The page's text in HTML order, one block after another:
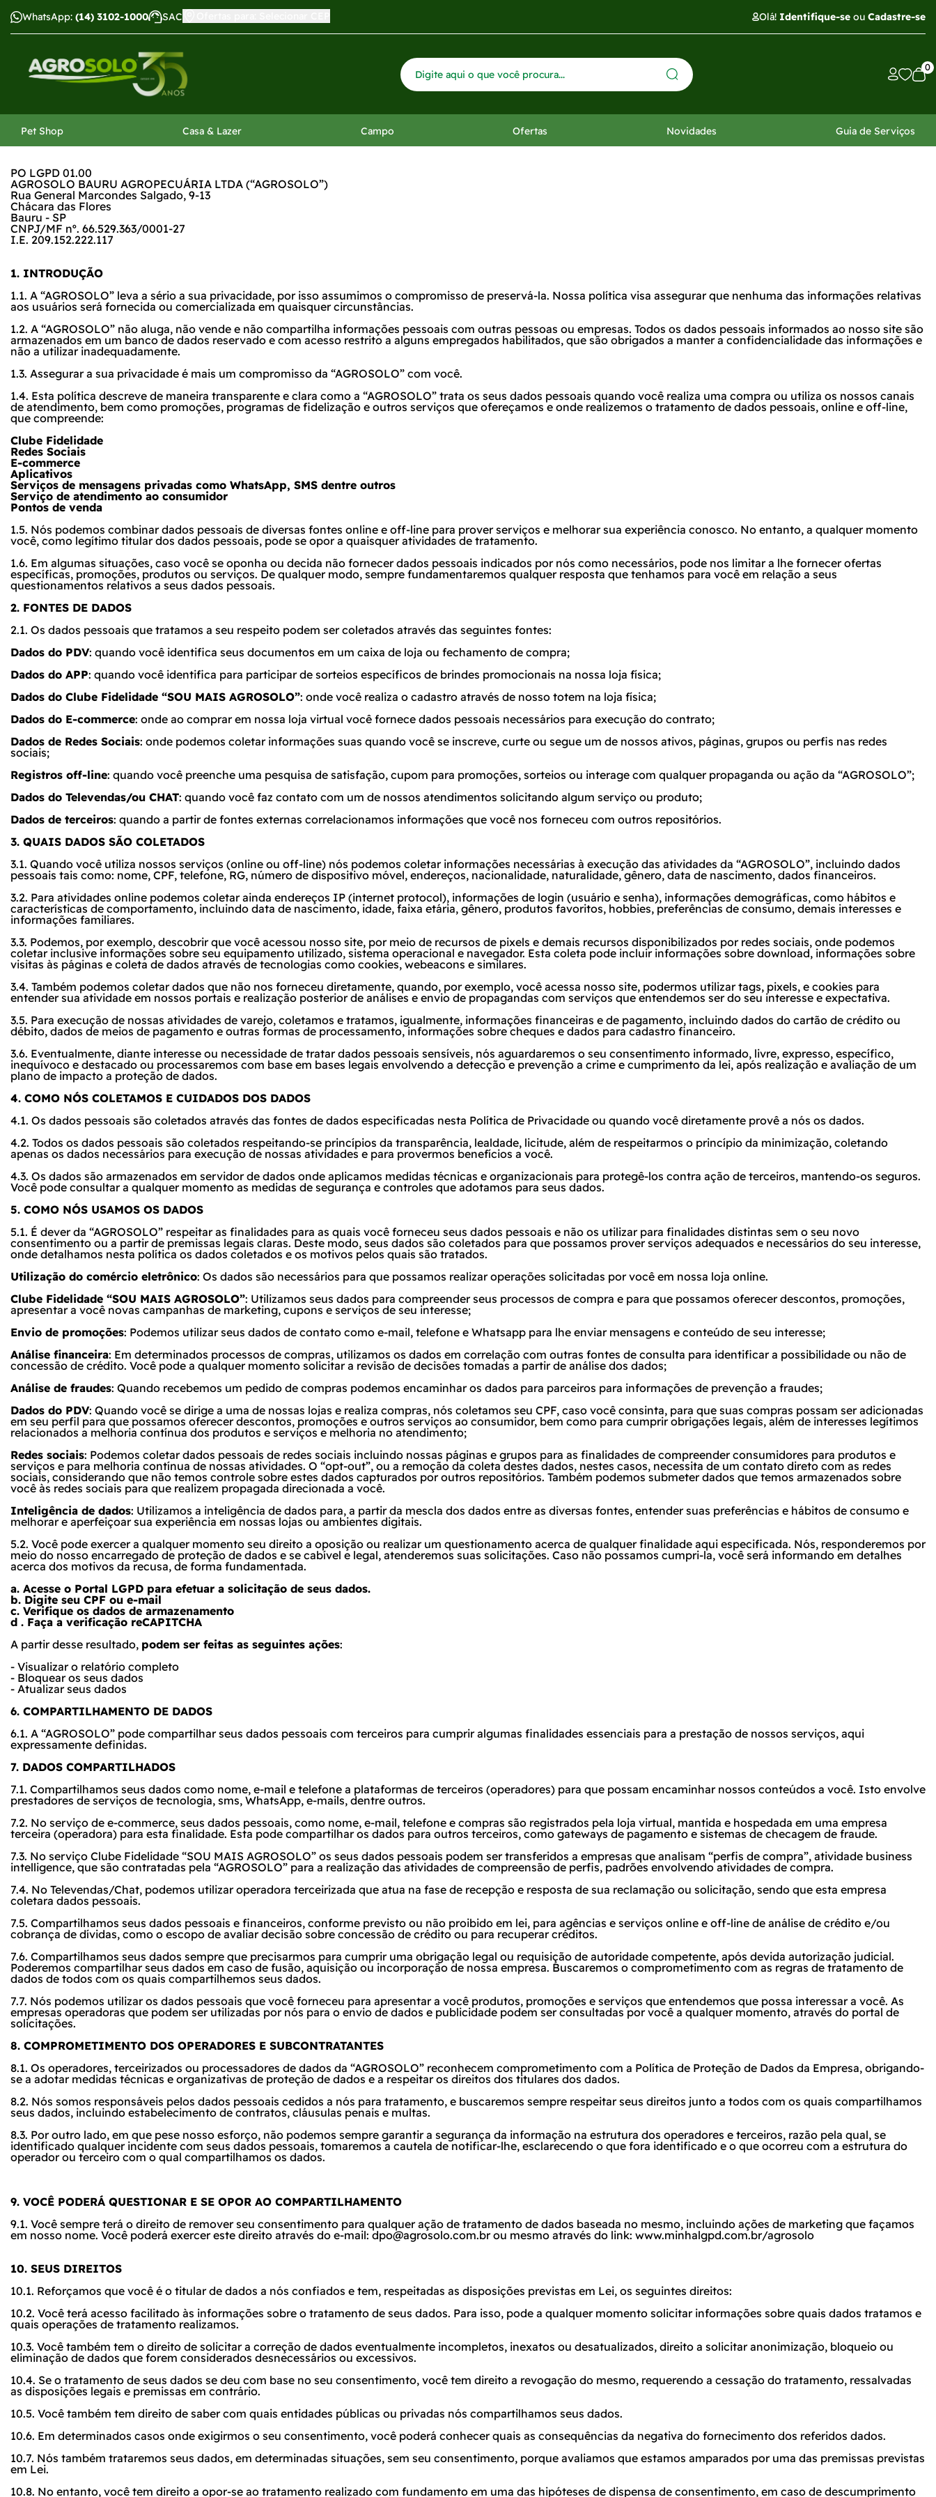
WhatsApp: (14) 3102-1000 SAC Olá! Identifique-se ou Cadastre-se
0
Pet Shop Casa & Lazer Campo Ofertas Novidades Guia de Serviços
menu
PO LGPD 01.00
AGROSOLO BAURU AGROPECUÁRIA LTDA (“AGROSOLO”)
Rua General Marcondes Salgado, 9-13
Chácara das Flores
Bauru - SP
CNPJ/MF nº. 66.529.363/0001-27
I.E. 209.152.222.117
1. INTRODUÇÃO
1.1. A “AGROSOLO” leva a sério a sua privacidade, por isso assumimos o compromisso de preservá-la. Nossa política visa assegurar que nenhuma das informações relativas
aos usuários será fornecida ou comercializada em quaisquer circunstâncias.
1.2. A “AGROSOLO” não aluga, não vende e não compartilha informações pessoais com outras pessoas ou empresas. Todos os dados pessoais informados ao nosso site são
armazenados em um banco de dados reservado e com acesso restrito a alguns empregados habilitados, que são obrigados a manter a confidencialidade das informações e
não a utilizar inadequadamente.
1.3. Assegurar a sua privacidade é mais um compromisso da “AGROSOLO” com você.
1.4. Esta política descreve de maneira transparente e clara como a “AGROSOLO” trata os seus dados pessoais quando você realiza uma compra ou utiliza os nossos canais
de atendimento, bem como promoções, programas de fidelização e outros serviços que ofereçamos e onde realizemos o tratamento de dados pessoais, online e off-line,
que compreende:
Clube Fidelidade
Redes Sociais
E-commerce
Aplicativos
Serviços de mensagens privadas como WhatsApp, SMS dentre outros
Serviço de atendimento ao consumidor
Pontos de venda
1.5. Nós podemos combinar dados pessoais de diversas fontes online e off-line para prover serviços e melhorar sua experiência conosco. No entanto, a qualquer momento
você, como legítimo titular dos dados pessoais, pode se opor a quaisquer atividades de tratamento.
1.6. Em algumas situações, caso você se oponha ou decida não fornecer dados pessoais indicados por nós como necessários, pode nos limitar a lhe fornecer ofertas
específicas, promoções, produtos ou serviços. De qualquer modo, sempre fundamentaremos qualquer resposta que tenhamos para você em relação a seus
questionamentos relativos a seus dados pessoais.
2. FONTES DE DADOS
2.1. Os dados pessoais que tratamos a seu respeito podem ser coletados através das seguintes fontes:
Dados do PDV: quando você identifica seus documentos em um caixa de loja ou fechamento de compra;
Dados do APP: quando você identifica para participar de sorteios específicos de brindes promocionais na nossa loja física;
Dados do Clube Fidelidade “SOU MAIS AGROSOLO”: onde você realiza o cadastro através de nosso totem na loja física;
Dados do E-commerce: onde ao comprar em nossa loja virtual você fornece dados pessoais necessários para execução do contrato;
Dados de Redes Sociais: onde podemos coletar informações suas quando você se inscreve, curte ou segue um de nossos ativos, páginas, grupos ou perfis nas redes
sociais;
Registros off-line: quando você preenche uma pesquisa de satisfação, cupom para promoções, sorteios ou interage com qualquer propaganda ou ação da “AGROSOLO”;
Dados do Televendas/ou CHAT: quando você faz contato com um de nossos atendimentos solicitando algum serviço ou produto;
Dados de terceiros: quando a partir de fontes externas correlacionamos informações que você nos forneceu com outros repositórios.
3. QUAIS DADOS SÃO COLETADOS
3.1. Quando você utiliza nossos serviços (online ou off-line) nós podemos coletar informações necessárias à execução das atividades da “AGROSOLO”, incluindo dados
pessoais tais como: nome, CPF, telefone, RG, número de dispositivo móvel, endereços, nacionalidade, naturalidade, gênero, data de nascimento, dados financeiros.
3.2. Para atividades online podemos coletar ainda endereços IP (internet protocol), informações de login (usuário e senha), informações demográficas, como hábitos e
características de comportamento, incluindo data de nascimento, idade, faixa etária, gênero, produtos favoritos, hobbies, preferências de consumo, demais interesses e
informações familiares.
3.3. Podemos, por exemplo, descobrir que você acessou nosso site, por meio de recursos de pixels e demais recursos disponibilizados por redes sociais, onde podemos
coletar inclusive informações sobre seu equipamento utilizado, sistema operacional e navegador. Esta coleta pode incluir informações sobre download, informações sobre
visitas às páginas e coleta de dados através de tecnologias como cookies, webeacons e similares.
3.4. Também podemos coletar dados que não nos forneceu diretamente, quando, por exemplo, você acessa nosso site, podermos utilizartags, pixels, e cookies para
entender sua atividade em nossos portais e realização posterior de análises e envio de propagandas com serviços que entendemos ser do seu interesse e expectativa.
3.5. Para execução de nossas atividades de varejo, coletamos e tratamos, igualmente, informações financeiras e de pagamento, incluindo dados do cartão de crédito ou
débito, dados de meios de pagamento e outras formas de processamento, informações sobre cheques e dados para cadastro financeiro.
3.6. Eventualmente, diante interesse ou necessidade de tratar dados pessoais sensíveis, nós aguardaremos o seu consentimento informado, livre, expresso, específico,
inequívoco e destacado ou processaremos com base em bases legais envolvendo a detecção e prevenção a crime e cumprimento da lei, após realização e avaliação de um
plano de impacto a proteção de dados.
4. COMO NÓS COLETAMOS E CUIDADOS DOS DADOS
4.1. Os dados pessoais são coletados através das fontes de dados especificadas nesta Política de Privacidade ou quando você diretamente provê a nós os dados.
4.2. Todos os dados pessoais são coletados respeitando-se princípios da transparência, lealdade, licitude, além de respeitarmos o princípio da minimização, coletando
apenas os dados necessários para execução de nossas atividades e para provermos benefícios a você.
4.3. Os dados são armazenados em servidor de dados onde aplicamos medidas técnicas e organizacionais para protegê-los contra ação de terceiros, mantendo-os seguros.
Você pode consultar a qualquer momento as medidas de segurança e controles que adotamos para seus dados.
5. COMO NÓS USAMOS OS DADOS
5.1. É dever da “AGROSOLO” respeitar as finalidades para as quais você forneceu seus dados pessoais e não os utilizar para finalidades distintas sem o seu novo
consentimento ou a partir de premissas legais claras. Deste modo, seus dados são coletados para que possamos prover serviços adequados e necessários do seu interesse,
onde detalhamos nesta política os dados coletados e os motivos pelos quais são tratados.
Utilização do comércio eletrônico: Os dados são necessários para que possamos realizar operações solicitadas por você em nossa loja online.
Clube Fidelidade “SOU MAIS AGROSOLO”: Utilizamos seus dados para compreender seus processos de compra e para que possamos oferecer descontos, promoções,
apresentar a você novas campanhas de marketing, cupons e serviços de seu interesse;
Envio de promoções: Podemos utilizar seus dados de contato como e-mail, telefone e Whatsapp para lhe enviar mensagens e conteúdo de seu interesse;
Análise financeira: Em determinados processos de compras, utilizamos os dados em correlação com outras fontes de consulta para identificar a possibilidade ou não de
concessão de crédito. Você pode a qualquer momento solicitar a revisão de decisões tomadas a partir de análise dos dados;
Análise de fraudes: Quando recebemos um pedido de compras podemos encaminhar os dados para parceiros para informações de prevenção a fraudes;
Dados do PDV: Quando você se dirige a uma de nossas lojas e realiza compras, nós coletamos seu CPF, caso você consinta, para que suas compras possam ser adicionadas
em seu perfil para que possamos oferecer descontos, promoções e outros serviços ao consumidor, bem como para cumprir obrigações legais, além de interesses legítimos
relacionados a melhoria contínua dos produtos e serviços e melhoria no atendimento;
Redes sociais: Podemos coletar dados pessoais de redes sociais incluindo nossas páginas e grupos para as finalidades de compreender consumidores para produtos e
serviços e para melhoria contínua de nossas atividades. O “opt-out”, ou a remoção da coleta destes dados, nestes casos, necessita de um contato direto com as redes
sociais, considerando que não temos controle sobre estes dados capturados por outros repositórios. Também podemos submeter dados que temos armazenados sobre
você às redes sociais para que realizem propagada direcionada a você.
Inteligência de dados: Utilizamos a inteligência de dados para, a partir da mescla dos dados entre as diversas fontes, entender suas preferências e hábitos de consumo e
melhorar e aperfeiçoar sua experiência em nossas lojas ou ambientes digitais.
5.2. Você pode exercer a qualquer momento seu direito a oposição ou realizar um questionamento acerca de qualquer finalidade aqui especificada. Nós, responderemos por
meio do nosso encarregado de proteção de dados e se cabível e legal, atenderemos suas solicitações. Caso não possamos cumpri-la, você será informando em detalhes
acerca dos motivos da recusa, de forma fundamentada.
a. Acesse o Portal LGPD para efetuar a solicitação de seus dados.
b. Digite seu CPF ou e-mail
c. Verifique os dados de armazenamento
d . Faça a verificação reCAPITCHA
A partir desse resultado, podem ser feitas as seguintes ações:
- Visualizar o relatório completo
- Bloquear os seus dados
- Atualizar seus dados
6. COMPARTILHAMENTO DE DADOS
6.1. A “AGROSOLO” pode compartilhar seus dados pessoais com terceiros para cumprir algumas finalidades essenciais para a prestação de nossos serviços, aqui
expressamente definidas.
7. DADOS COMPARTILHADOS
7.1. Compartilhamos seus dados como nome, e-mail e telefone a plataformas de terceiros (operadores) para que possam encaminhar nossos conteúdos a você. Isto envolve
prestadores de serviços de tecnologia, sms, WhatsApp, e-mails, dentre outros.
7.2. No serviço de e-commerce, seus dados pessoais, como nome, e-mail, telefone e compras são registrados pela loja virtual, mantida e hospedada em uma empresa
terceira (operadora) para esta finalidade. Esta pode compartilhar os dados para outros terceiros, como gateways de pagamento e sistemas de checagem de fraude.
7.3. No serviço Clube Fidelidade “SOU MAIS AGROSOLO” os seus dados pessoais podem ser transferidos a empresas que analisam “perfis de compra”, atividade business
intelligence, que são contratadas pela “AGROSOLO” para a realização das atividades de compreensão de perfis, padrões envolvendo atividades de compra.
7.4. No Televendas/Chat, podemos utilizar operadora terceirizada que atua na fase de recepção e resposta de sua reclamação ou solicitação, sendo que esta empresa
coletara dados pessoais.
7.5. Compartilhamos seus dados pessoais e financeiros, conforme previsto ou não proibido em lei, para agências e serviços online e off-line de análise de crédito e/ou
cobrança de dívidas, como o escopo de avaliar decisão sobre concessão de crédito ou para recuperar créditos.
7.6. Compartilhamos seus dados sempre que precisarmos para cumprir uma obrigação legal ou requisição de autoridade competente, após devida autorização judicial.
Poderemos compartilhar seus dados em caso de fusão, aquisição ou incorporação de nossa empresa. Buscaremos o comprometimento com as regras de tratamento de
dados de todos com os quais compartilhemos seus dados.
7.7. Nós podemos utilizar os dados pessoais que você forneceu para apresentar a você produtos, promoções e serviços que entendemos que possa interessar a você. As
empresas operadoras que podem ser utilizadas por nós para o envio de dados e publicidade podem ser consultadas por você a qualquer momento, através do portal de
solicitações.
8. COMPROMETIMENTO DOS OPERADORES E SUBCONTRATANTES
8.1. Os operadores, terceirizados ou processadores de dados da “AGROSOLO” reconhecem comprometimento com a Política de Proteção de Dados da Empresa, obrigando-
se a adotar medidas técnicas e organizativas de proteção de dados e a respeitar os direitos dos titulares dos dados.
8.2. Nós somos responsáveis pelos dados pessoais cedidos a nós para tratamento, e buscaremos sempre respeitar seus direitos junto a todos com os quais compartilhamos
seus dados, incluindo estabelecimento de contratos, cláusulas penais e multas.
8.3. Por outro lado, em que pese nosso esforço, não podemos sempre garantir a segurança da informação na estrutura dos operadores e terceiros, razão pela qual, se
identificado qualquer incidente com seus dados pessoais, tomaremos a cautela de notificar-lhe, esclarecendo o que fora identificado e o que ocorreu com a estrutura do
operador ou terceiro com o qual compartilhamos os dados.
9. VOCÊ PODERÁ QUESTIONAR E SE OPOR AO COMPARTILHAMENTO
9.1. Você sempre terá o direito de remover seu consentimento para qualquer ação de tratamento de dados baseada no mesmo, incluindo ações de marketing que façamos
em nosso nome. Você poderá exercer este direito através do e-mail: dpo@agrosolo.com.brou mesmo através do link: www.minhalgpd.com.br/agrosolo
10. SEUS DIREITOS
10.1. Reforçamos que você é o titular de dados a nós confiados e tem, respeitadas as disposições previstas em Lei, os seguintes direitos:
10.2. Você terá acesso facilitado às informações sobre o tratamento de seus dados. Para isso, pode a qualquer momento solicitar informações sobre quais dados tratamos e
quais operações de tratamento realizamos.
10.3. Você também tem o direito de solicitar a correção de dados eventualmente incompletos, inexatos ou desatualizados, direito a solicitar anonimização, bloqueio ou
eliminação de dados que forem considerados desnecessários ou excessivos.
10.4. Se o tratamento de seus dados se deu com base no seu consentimento, você tem direito a revogação do mesmo, requerendo a cessação do tratamento, ressalvadas
as disposições legais e premissas em contrário.
10.5. Você também tem direito de saber com quais entidades públicas ou privadas nós compartilhamos seus dados.
10.6. Em determinados casos onde exigirmos o seu consentimento, você poderá conhecer quais as consequências da negativa do fornecimento dos referidos dados.
10.7. Nós também trataremos seus dados, em determinadas situações, sem seu consentimento, porque avaliamos que estamos amparados por uma das premissas previstas
em Lei.
10.8. No entanto, você tem direito a opor-se ao tratamento realizado com fundamento em uma das hipóteses de dispensa de consentimento, em caso de descumprimento